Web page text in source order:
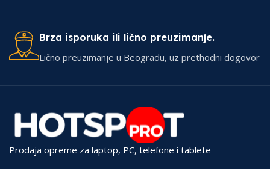
Brza isporuka ili lično preuzimanje.
Lično preuzimanje u Beogradu, uz prethodni dogovor
Prodaja opreme za laptop, PC, telefone i tablete